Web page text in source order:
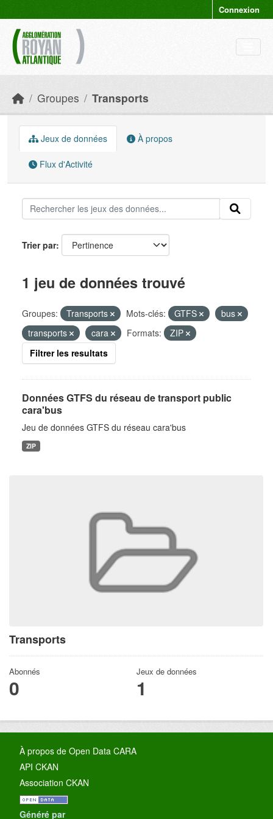
Connexion
Groupes Transports
Transports
Abonnés
0
Jeux de données
1
Jeux de données À propos
Flux d'Activité
Trier par
1 jeu de données trouvé
Groupes: Transports Mots-clés: GTFS
bus
transports
cara Formats:
ZIP
Filtrer les resultats
Données GTFS du réseau de transport public
cara'bus
Jeu de données GTFS du réseau cara'bus
ZIP
À propos de Open Data CARA
API CKAN
Association CKAN
Généré par